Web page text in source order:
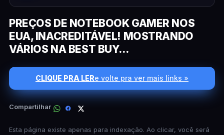
PREÇOS DE NOTEBOOK GAMER NOS
EUA, INACREDITÁVEL! MOSTRANDO
VÁRIOS NA BEST BUY...
CLIQUE PRA LERe volte pra ver mais links »
Compartilhar
Esta página existe apenas para indexação. Ao clicar, você será